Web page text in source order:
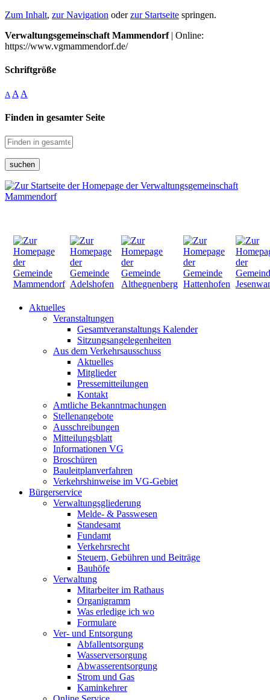
Zum Inhalt, zur Navigation oderzur Startseite springen.
Verwaltungsgemeinschaft Mammendorf| Online:
https://www.vgmammendorf.de/
Schriftgröße
A A A
Finden in gesamter Seite
suchen
Aktuelles
Veranstaltungen
Gesamtveranstaltungs Kalender
Sitzungsangelegenheiten
Aus dem Verkehrsausschuss
Aktuelles
Mitglieder
Pressemitteilungen
Kontakt
Amtliche Bekanntmachungen
Stellenangebote
Ausschreibungen
Mitteilungsblatt
Informationen VG
Broschüren
Bauleitplanverfahren
Verkehrshinweise im VG-Gebiet
Bürgerservice
Verwaltungsgliederung
Melde- & Passwesen
Standesamt
Fundamt
Verkehrsrecht
Steuern, Gebühren und Beiträge
Bauhöfe
Verwaltung
Mitarbeiter im Rathaus
Organigramm
Was erledige ich wo
Formulare
Ver- und Entsorgung
Abfallentsorgung
Wasserversorgung
Abwasserentsorgung
Strom und Gas
Kaminkehrer